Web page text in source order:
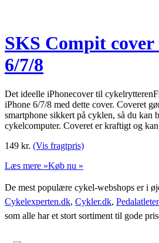
SKS Compit
6/7/8
Det ideelle iPhonecover til
iPhone 6/7/8 med dette cover. Coveret
smartphone sikkert på cyklen, så du kan
cykelcomputer. Coveret er kraftigt og kan
149 kr. (Vis fragtpris)
Læs mere »Køb nu »
De mest populære cykel-webshops er i
Cykelexperten.dk, Cykler.dk,
som alle har et stort sortiment til gode